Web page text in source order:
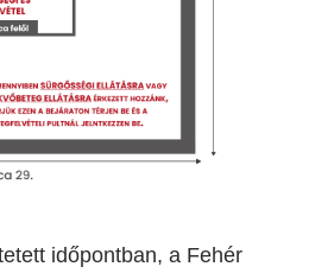
időpontban, a Fehér